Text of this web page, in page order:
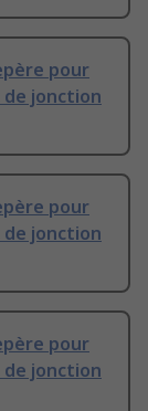
pour
de jonction
pour
de jonction
pour
de jonction